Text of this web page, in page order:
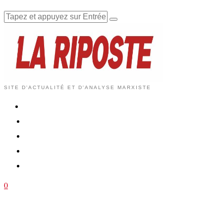
SITE D'ACTUALITÉ ET D'ANALYSE MARXISTE
0